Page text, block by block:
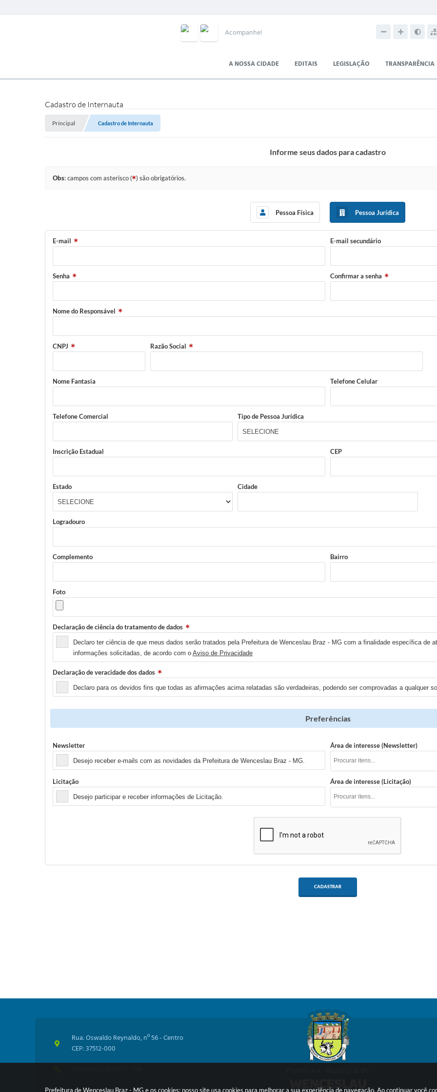
Prefeitura de Wenceslau Braz - MG e os cookies: nosso site usa cookies para melhorar a sua experiência de navegação. Ao continuar você
Acompanhe!
A NOSSA CIDADE EDITAIS LEGISLAÇÃO TRANSPARÊNCIA
Cadastro de Internauta
Principal Cadastro de Internauta
Informe seus dados para cadastro
Obs: campos com asterisco ( ) são obrigatórios.
Pessoa Física Pessoa Jurídica
E-mail E-mail secundário
Senha Confirmar a senha
Nome do Responsável
CNPJ Razão Social
Nome Fantasia Telefone Celular
Telefone Comercial Tipo de Pessoa Jurídica
Inscrição Estadual CEP
Estado Cidade
Logradouro
Complemento Bairro
Foto
Declaração de ciência do tratamento de dados
Declaro ter ciência de que meus dados serão tratados pela Prefeitura de Wenceslau Braz - MG com a finalidade específica de
informações solicitadas, de acordo com o Aviso de Privacidade
Declaração de veracidade dos dados
Declaro para os devidos fins que todas as afirmações acima relatadas são verdadeiras, podendo ser comprovadas a qualquer
Preferências
Newsletter
Desejo receber e-mails com as novidades da Prefeitura de Wenceslau Braz - MG.
Área de interesse (Newsletter)
Licitação
Desejo participar e receber informações de Licitação.
Área de interesse (Licitação)
CADASTRAR
Rua: Oswaldo Reynaldo, nº 56 - Centro
CEP: 37512-000